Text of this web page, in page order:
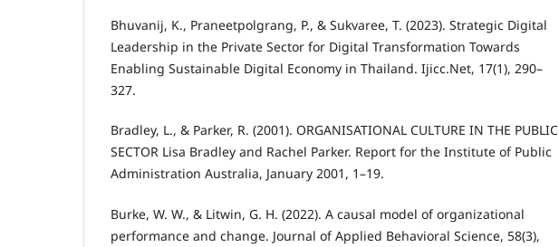
Bhuvanij, K., Praneetpolgrang, P., & Sukvaree, T. (2023). Strategic Digital
Leadership in the Private Sector for Digital Transformation Towards
Enabling Sustainable Digital Economy in Thailand. Ijicc.Net, 17(1), 290–
327.
Bradley, L., & Parker, R. (2001). ORGANISATIONAL CULTURE IN THE PUBLIC
SECTOR Lisa Bradley and Rachel Parker. Report for the Institute of Public
Administration Australia, January 2001, 1–19.
Burke, W. W., & Litwin, G. H. (2022). A causal model of organizational
performance and change. Journal of Applied Behavioral Science, 58(3),